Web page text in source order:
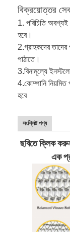
বিক্রয়োত্তর
1. পরিচিতি অবশ্যই
হবে।
2.গ্রাহকদের
পাঠাতে।
3.বিনামূল্যে
4.কোম্পানি নিয়মিত
হবে
সংশ্লিষ্ট পণ্য
ছবিতে ক্লিক
এক